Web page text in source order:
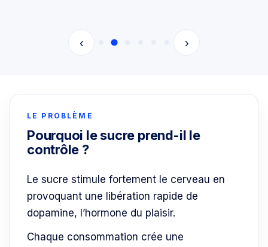
‹ ›
LE PROBLÈME
Pourquoi le sucre prend-il le
contrôle ?
Le sucre stimule fortement le cerveau en
provoquant une libération rapide de
dopamine, l’hormone du plaisir.
Chaque consommation crée une